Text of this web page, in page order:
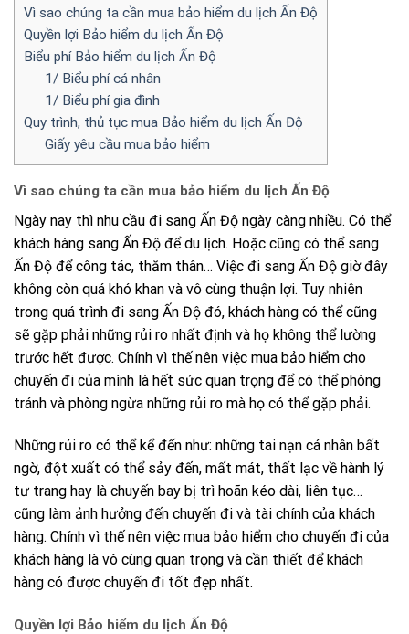
Vì sao chúng ta cần mua bảo hiểm du lịch Ấn Độ
Quyền lợi Bảo hiểm du lịch Ấn Độ
Biểu phí Bảo hiểm du lịch Ấn Độ
1/ Biểu phí cá nhân
1/ Biểu phí gia đình
Quy trình, thủ tục mua Bảo hiểm du lịch Ấn Độ
Giấy yêu cầu mua bảo hiểm
Vì sao chúng ta cần mua bảo hiểm du lịch Ấn Độ
Ngày nay thì nhu cầu đi sang Ấn Độ ngày càng nhiều. Có thể
khách hàng sang Ấn Độ để du lịch. Hoặc cũng có thể sang
Ấn Độ để công tác, thăm thân… Việc đi sang Ấn Độ giờ đây
không còn quá khó khan và vô cùng thuận lợi. Tuy nhiên
trong quá trình đi sang Ấn Độ đó, khách hàng có thể cũng
sẽ gặp phải những rủi ro nhất định và họ không thể lường
trước hết được. Chính vì thế nên việc mua bảo hiểm cho
chuyến đi của mình là hết sức quan trọng để có thể phòng
tránh và phòng ngừa những rủi ro mà họ có thể gặp phải.
Những rủi ro có thể kể đến như: những tai nạn cá nhân bất
ngờ, đột xuất có thể sảy đến, mất mát, thất lạc về hành lý
tư trang hay là chuyến bay bị trì hoãn kéo dài, liên tục…
cũng làm ảnh hưởng đến chuyến đi và tài chính của khách
hàng. Chính vì thế nên việc mua bảo hiểm cho chuyến đi của
khách hàng là vô cùng quan trọng và cần thiết để khách
hàng có được chuyến đi tốt đẹp nhất.
Quyền lợi Bảo hiểm du lịch Ấn Độ